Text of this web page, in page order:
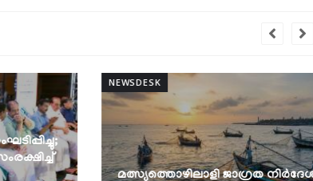
NEWSDESK
മത്സ്യത്തൊഴിലാളി ജാഗ്രത നിർദേശം